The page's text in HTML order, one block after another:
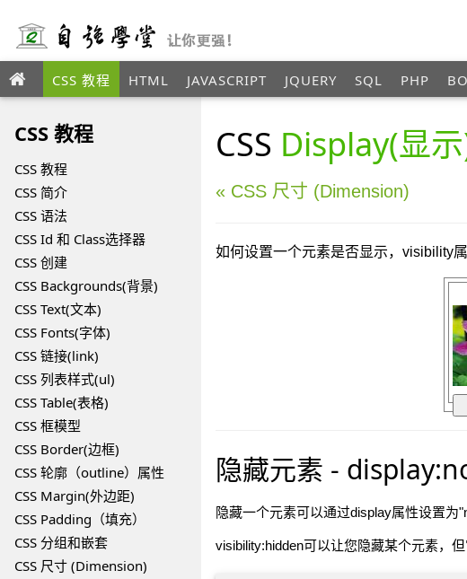
CSS 教程 HTML JAVASCRIPT JQUERY SQL PHP
CSS 教程
CSS 教程
CSS 简介
CSS 语法
CSS Id 和 Class选择器
CSS 创建
CSS Backgrounds(背景)
CSS Text(文本)
CSS Fonts(字体)
CSS 链接(link)
CSS 列表样式(ul)
CSS Table(表格)
CSS 框模型
CSS Border(边框)
CSS 轮廓（outline）属性
CSS Margin(外边距)
CSS Padding（填充）
CSS 分组和嵌套
CSS 尺寸 (Dimension)
CSS Display(显
« CSS 尺寸 (Dimension)
如何设置一个元素是否显示，visibility
隐藏元素 -
隐藏一个元素可以通过display属性设置为
visibility:hidden可以让您隐藏某个元素，